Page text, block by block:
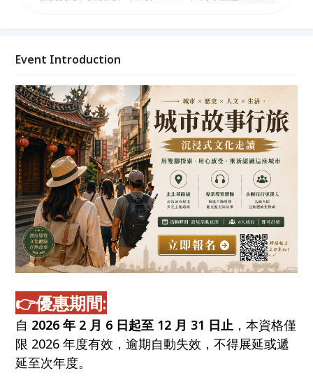
Event Introduction
👉優惠期間:
自 2026 年 2 月 6 日起至 12 月 31 日止 ，本資格僅
限 2026 年度有效，逾期自動失效，不得展延或遞
延至次年度。